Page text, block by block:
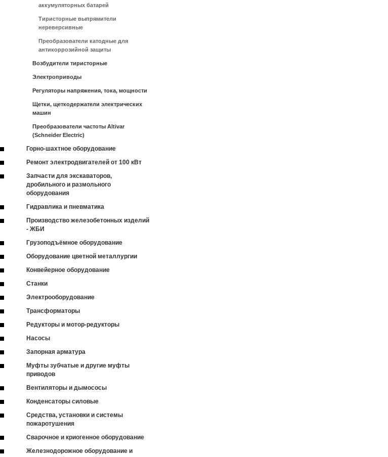
аккумуляторных батарей
Тиристорные выпрямители
нереверсивные
Преобразователи катодные для
антикоррозийной защиты
Возбудители тиристорные
Электроприводы
Регуляторы напряжения, тока, мощности
Щетки, щеткодержатели электрических
машин
Преобразователи частоты Altivar
(Schneider Electric)
Горно-шахтное оборудование
Ремонт электродвигателей от 100 кВт
Запчасти для экскаваторов,
дробильного и размольного
оборудования
Гидравлика и пневматика
Производство железобетонных изделий
- ЖБИ
Грузоподъёмное оборудование
Оборудование цветной металлургии
Конвейерное оборудование
Станки
Электрооборудование
Трансформаторы
Редукторы и мотор-редукторы
Насосы
Запорная арматура
Муфты зубчатые и другие муфты
приводов
Вентиляторы и дымососы
Конденсаторы силовые
Средства, установки и системы
пожаротушения
Сварочное и криогенное оборудование
Железнодорожное оборудование и